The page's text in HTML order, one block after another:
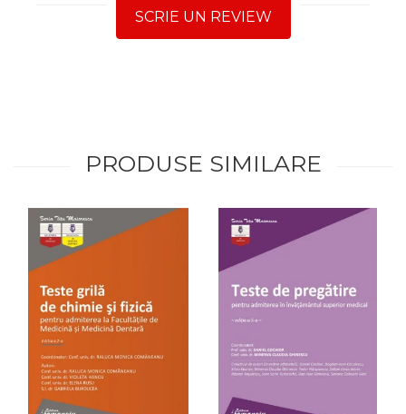
SCRIE UN REVIEW
PRODUSE SIMILARE